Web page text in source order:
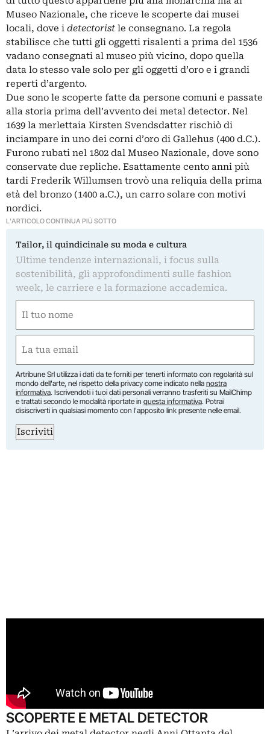
Museo Nazionale, che riceve le scoperte dai musei
locali, dove i detectorist le consegnano. La regola
stabilisce che tutti gli oggetti risalenti a prima del 1536
vadano consegnati al museo più vicino, dopo quella
data lo stesso vale solo per gli oggetti d’oro e i grandi
reperti d’argento.
Due sono le scoperte fatte da persone comuni e passate
alla storia prima dell’avvento dei metal detector. Nel
1639 la merlettaia Kirsten Svendsdatter rischiò di
inciampare in uno dei corni d’oro di Gallehus (400 d.C.).
Furono rubati nel 1802 dal Museo Nazionale, dove sono
conservate due repliche. Esattamente cento anni più
tardi Frederik Willumsen trovò una reliquia della prima
età del bronzo (1400 a.C.), un carro solare con motivi
nordici.
L'ARTICOLO CONTINUA PIÙ SOTTO
Tailor, il quindicinale su moda e cultura
Ultime tendenze internazionali, i focus sulla
sostenibilità, gli approfondimenti sulle fashion
week, le carriere e la formazione accademica.
(Required)
First
(Required)
Artribune Srl utilizza i dati da te forniti per tenerti informato con regolarità sul
mondo dell'arte, nel rispetto della privacy come indicato nella nostra
informativa. Iscrivendoti i tuoi dati personali verranno trasferiti su MailChimp
e trattati secondo le modalità riportate in questa informativa. Potrai
disiscriverti in qualsiasi momento con l'apposito link presente nelle email.
Iscriviti
SCOPERTE E METAL DETECTOR